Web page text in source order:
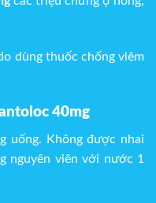
dùng thuốc chống viêm
40mg
uống. Không được nhai
nguyên viên với nước 1